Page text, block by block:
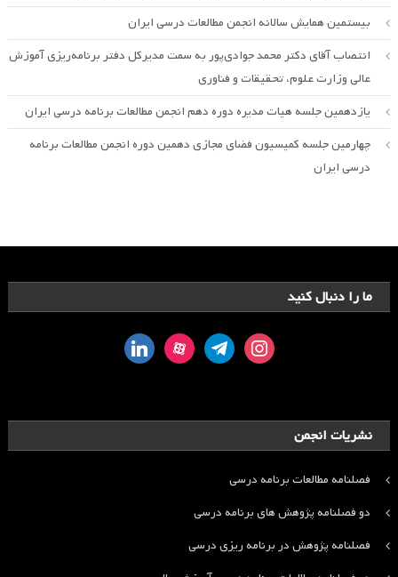
بیستمین همایش سالانه انجمن مطالعات درسی ایران
انتصاب آقای دکتر محمد جوادی‌پور به سمت مدیرکل دفتر برنامه‌ریزی آموزش
عالی وزارت علوم، تحقیقات و فناوری
یازدهمین جلسه هیات مدیره دوره دهم انجمن مطالعات برنامه درسی ایران
چهارمین جلسه کمیسیون فضای مجازی دهمین دوره انجمن مطالعات برنامه
درسی ایران
ما را دنبال کنید
instagram
telegram
aparat
linkedin
نشریات انجمن
فصلنامه مطالعات برنامه درسی
دو فصلنامه پژوهش های برنامه درسی
فصلنامه پژوهش در برنامه ریزی درسی